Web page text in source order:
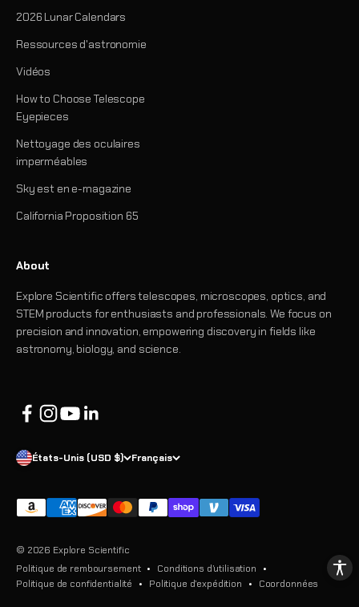
2026 Lunar Calendars
Ressources d'astronomie
Vidéos
How to Choose Telescope
Eyepieces
Nettoyage des oculaires
imperméables
Sky est en e-magazine
California Proposition 65
About
Explore Scientific offers telescopes, microscopes, optics, and
STEM products for enthusiasts and professionals. We focus on
precision and innovation, empowering discovery in fields like
astronomy, biology, and science.
États-Unis (USD $) Français
© 2026 Explore Scientific
Politique de remboursement
Conditions d’utilisation
Politique de confidentialité
Politique d’expédition Coordonnées